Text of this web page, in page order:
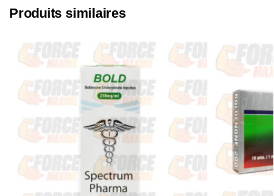
Produits similaires